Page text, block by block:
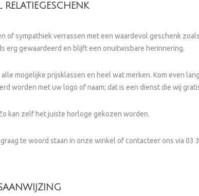
of sympathiek verrassen met een waardevol geschenk
erg gewaardeerd en blijft een onuitwisbare herinnering.
mogelijke prijsklassen en heel wat merken. Kom even
worden met uw logo of naam; dat is een dienst die wij
kan zelf het juiste horloge gekozen worden.
te woord staan in onze winkel of contacteer ons via 03